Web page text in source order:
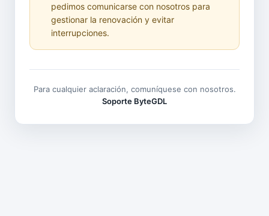
pedimos comunicarse con nosotros para
gestionar la renovación y evitar
interrupciones.
Para cualquier aclaración, comuníquese con nosotros.
Soporte ByteGDL